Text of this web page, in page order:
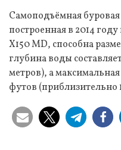
Самоподъёмная
построенная в 2014
X150 MD, способна
глубина воды
метров), а
футов (приблизительно